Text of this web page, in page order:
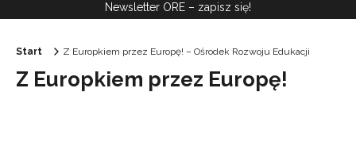
Newsletter ORE – zapisz się!
Start Z Europkiem przez Europę! – Ośrodek Rozwoju Edukacji
Z Europkiem przez Europę!